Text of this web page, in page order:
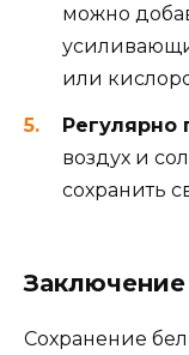
можно
или
Регулярно
воздух и
сохранить
Заключение
Сохранение